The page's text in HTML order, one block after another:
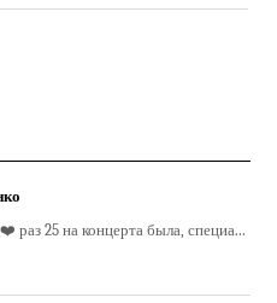
25 на концерта была, специа...